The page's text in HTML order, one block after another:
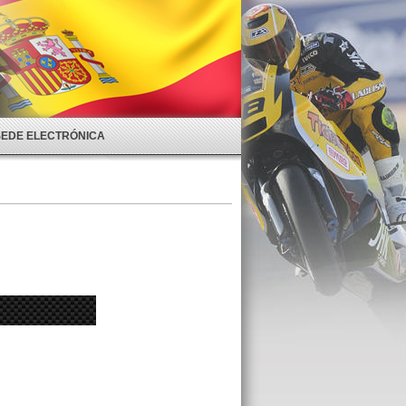
ELECTRÓNICA